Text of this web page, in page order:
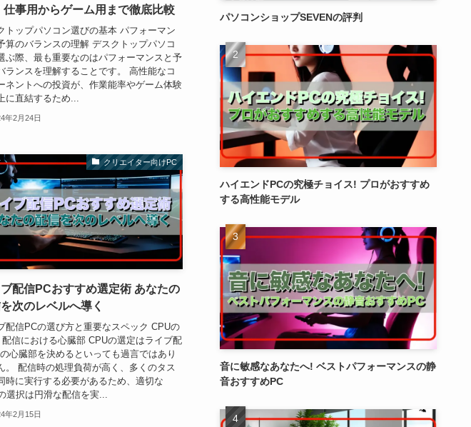
仕事用からゲーム用まで徹底比較
トップパソコン選びの基本 パフォーマン
算のバランスの理解 デスクトップパソコ
ぶ際、最も重要なのはパフォーマンスと予
ランスを理解することです。 高性能なコ
ネントへの投資が、作業能率やゲーム体験
に直結するため...
年2月24日
クリエイター向けPC
配信PCおすすめ選定術 あなたの
次のレベルへ導く
配信PCの選び方と重要なスペック CPUの
信における心臓部 CPUの選定はライブ配
心臓部を決めるといっても過言ではあり
。 配信時の処理負荷が高く、多くのタス
時に実行する必要があるため、適切な
選択は円滑な配信を実...
年2月15日
パソコンショップSEVENの評判
ハイエンドPCの究極チョイス! プロがおすすめ
する高性能モデル
音に敏感なあなたへ! ベストパフォーマンスの静
音おすすめPC